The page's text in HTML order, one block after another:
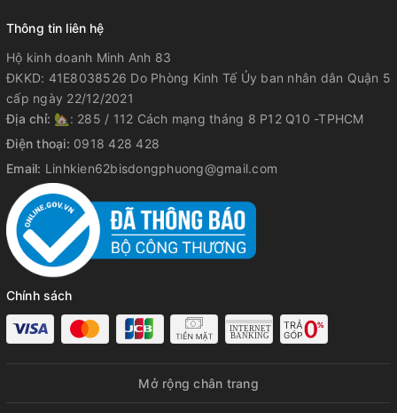
Thông tin liên hệ
Hộ kinh doanh Minh Anh 83
ĐKKD: 41E8038526 Do Phòng Kinh Tế Ủy ban nhân dân Quận 5
cấp ngày 22/12/2021
Địa chỉ: 🏡: 285 / 112 Cách mạng tháng 8 P12 Q10 -TPHCM
Điện thoại: 0918 428 428
Email: Linhkien62bisdongphuong@gmail.com
Chính sách
Mở rộng chân trang